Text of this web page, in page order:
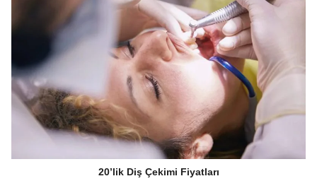
20’lik Diş Çekimi Fiyatları